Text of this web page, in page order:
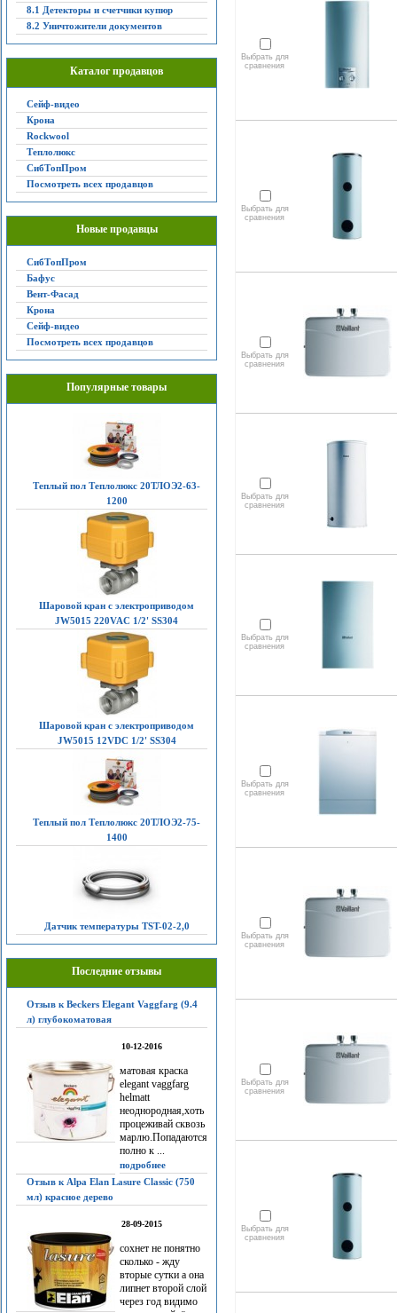
8.1 Детекторы и счетчики купюр
8.2 Уничтожители документов
Каталог продавцов
Сейф-видео
Крона
Rockwool
Теплолюкс
СибТопПром
Посмотреть всех продавцов
Новые продавцы
СибТопПром
Бафус
Вент-Фасад
Крона
Сейф-видео
Посмотреть всех продавцов
Популярные товары
Теплый пол Теплолюкс 20ТЛОЭ2-63-
1200
Шаровой кран с электроприводом
JW5015 220VAC 1/2' SS304
Шаровой кран с электроприводом
JW5015 12VDC 1/2' SS304
Теплый пол Теплолюкс 20ТЛОЭ2-75-
1400
Датчик температуры TST-02-2,0
Последние отзывы
Отзыв к Beckers Elegant Vaggfarg (9.4
л) глубокоматовая
10-12-2016
матовая краска
elegant vaggfarg
helmatt
неоднородная,хоть
процеживай сквозь
марлю.Попадаются
полно к ...
подробнее
Отзыв к Alpa Elan Lasure Classic (750
мл) красное дерево
28-09-2015
сохнет не понятно
сколько - жду
вторые сутки а она
липнет второй слой
через год видимо
Выбрать для
сравнения
Выбрать для
сравнения
Выбрать для
сравнения
Выбрать для
сравнения
Выбрать для
сравнения
Выбрать для
сравнения
Выбрать для
сравнения
Выбрать для
сравнения
Выбрать для
сравнения